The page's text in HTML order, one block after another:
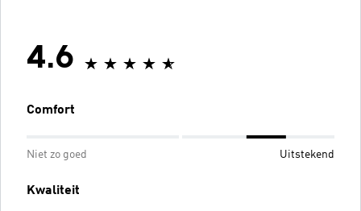
4.6
Comfort
Niet zo goed Uitstekend
Kwaliteit